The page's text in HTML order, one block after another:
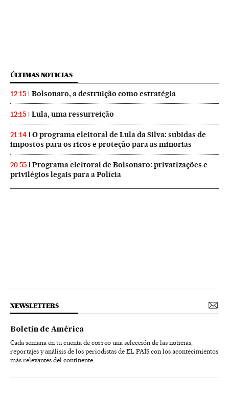
ÚLTIMAS NOTICIAS
12:15 Bolsonaro, a destruição como estratégia
12:15 Lula, uma ressurreição
21:14
O programa eleitoral de Lula da Silva: subidas de
impostos para os ricos e proteção para as minorias
20:55
Programa eleitoral de Bolsonaro: privatizações e
privilégios legais para a Polícia
NEWSLETTERS
Boletín de América
Cada semana en tu cuenta de correo una selección de las noticias,
reportajes y análisis de los periodistas de EL PAÍS con los acontecimientos
más relevantes del continente.